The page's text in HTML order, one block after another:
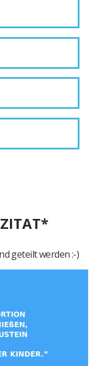
ZITAT*
geteilt werden :-)